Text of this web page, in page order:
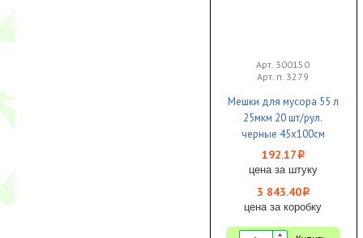
Арт. 300150
Арт. п. 3279
Мешки для мусора 55 л
25мкм 20 шт/рул.
черные 45х100см
EcoClean Tubus 1/20 КБ
192.17 i
цена за штуку
3 843.40i
цена за коробку